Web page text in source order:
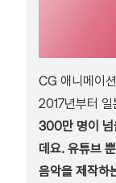
CG 애니메이
2017년부터
300만 명이 넘
데요. 유튜브
음악을 제작하